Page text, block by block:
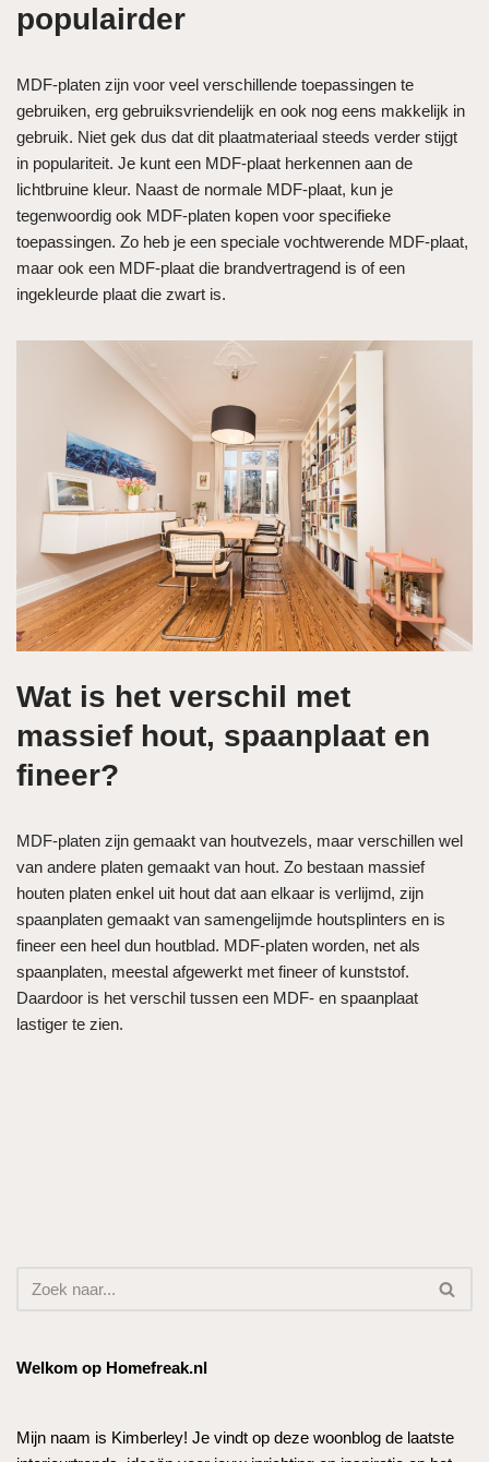
populairder
MDF-platen zijn voor veel verschillende toepassingen te
gebruiken, erg gebruiksvriendelijk en ook nog eens makkelijk in
gebruik. Niet gek dus dat dit plaatmateriaal steeds verder stijgt
in populariteit. Je kunt een MDF-plaat herkennen aan de
lichtbruine kleur. Naast de normale MDF-plaat, kun je
tegenwoordig ook MDF-platen kopen voor specifieke
toepassingen. Zo heb je een speciale vochtwerende MDF-plaat,
maar ook een MDF-plaat die brandvertragend is of een
ingekleurde plaat die zwart is.
Wat is het verschil met
massief hout, spaanplaat en
fineer?
MDF-platen zijn gemaakt van houtvezels, maar verschillen wel
van andere platen gemaakt van hout. Zo bestaan massief
houten platen enkel uit hout dat aan elkaar is verlijmd, zijn
spaanplaten gemaakt van samengelijmde houtsplinters en is
fineer een heel dun houtblad. MDF-platen worden, net als
spaanplaten, meestal afgewerkt met fineer of kunststof.
Daardoor is het verschil tussen een MDF- en spaanplaat
lastiger te zien.
Welkom op Homefreak.nl
Mijn naam is Kimberley! Je vindt op deze woonblog de laatste